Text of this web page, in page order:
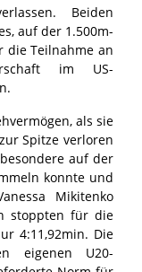
Beiden
auf der 1.500m-
die Teilnahme an
im US-
als sie
Spitze verloren
auf der
konnte und
Mikitenko
stoppten für die
4:11,92min. Die
eigenen U20-